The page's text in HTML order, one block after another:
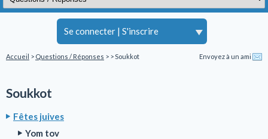
Se connecter | S'inscrire
Accueil > Questions / Réponses > > Soukkot Envoyez à un ami
Soukkot
Fêtes juives
Yom tov